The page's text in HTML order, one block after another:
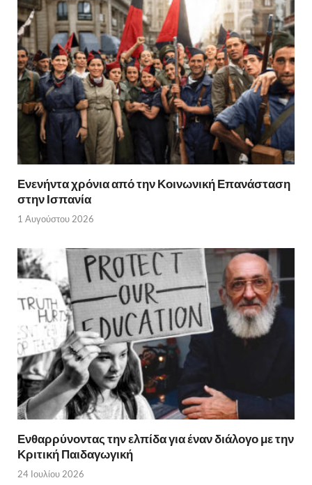
Ενενήντα χρόνια από την Κοινωνική Επανάσταση
στην Ισπανία
1 Αυγούστου 2026
Ενθαρρύνοντας την ελπίδα για έναν διάλογο με την
Κριτική Παιδαγωγική
24 Ιουλίου 2026